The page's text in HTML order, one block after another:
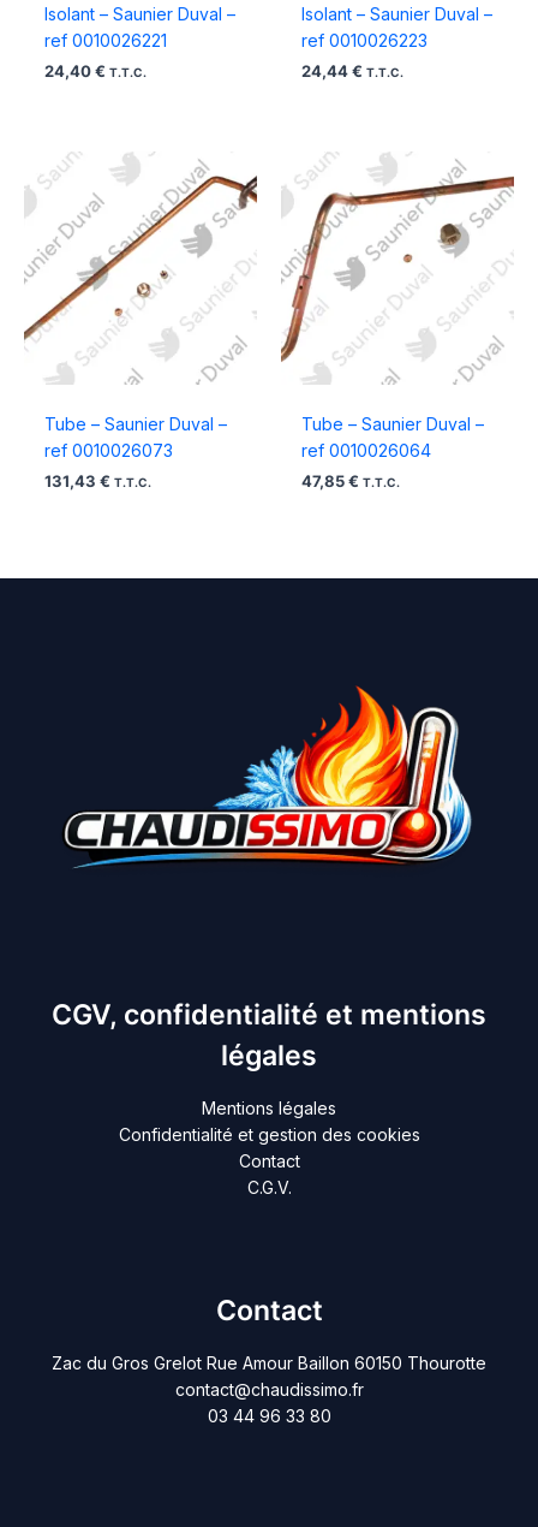
Isolant – Saunier Duval –
ref 0010026221
24,40 € T.T.C.
Isolant – Saunier Duval –
ref 0010026223
24,44 € T.T.C.
Tube – Saunier Duval –
ref 0010026073
131,43 € T.T.C.
Tube – Saunier Duval –
ref 0010026064
47,85 € T.T.C.
CGV, confidentialité et mentions
légales
Mentions légales
Confidentialité et gestion des cookies
Contact
C.G.V.
Contact
Zac du Gros Grelot Rue Amour Baillon 60150 Thourotte
contact@chaudissimo.fr
03 44 96 33 80